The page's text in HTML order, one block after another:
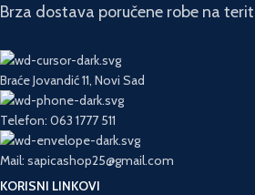
Brza dostava poručene robe na
Braće Jovandić 11, Novi Sad
Telefon: 063 1777 511
Mail: sapicashop25@gmail.com
KORISNI LINKOVI